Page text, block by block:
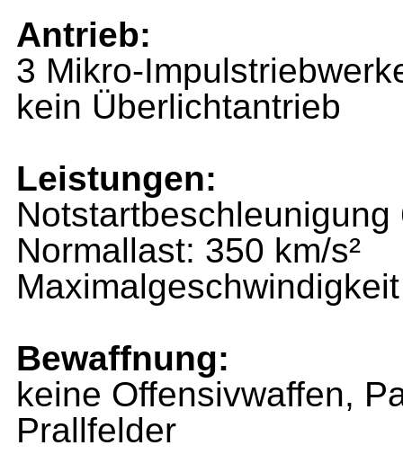
Antrieb:
3 Mikro-
kein Überlichtantrieb
Leistungen:
Notstartbeschleunigung
Normallast: 350 km/s²
Bewaffnung:
keine Offensivwaffen,
Prallfelder